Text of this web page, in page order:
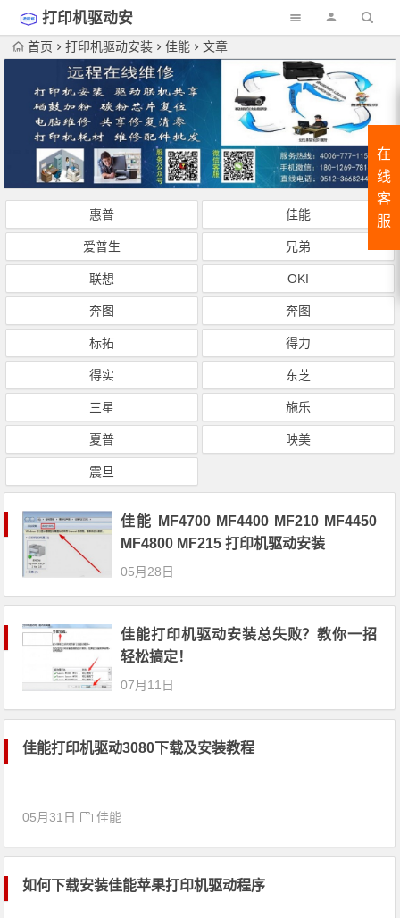
打印机驱动安
装首页 打印机驱动安装 佳能 文章
惠普 佳能
爱普生 兄弟
联想 OKI
奔图 奔图
标拓 得力
得实 东芝
三星 施乐
夏普 映美
震旦
佳能 MF4700 MF4400 MF210 MF4450
MF4800 MF215 打印机驱动安装
05月28日
佳能打印机驱动安装总失败？教你一招
轻松搞定！
07月11日
佳能打印机驱动3080下载及安装教程
05月31日 佳能
如何下载安装佳能苹果打印机驱动程序
在
线
客
服